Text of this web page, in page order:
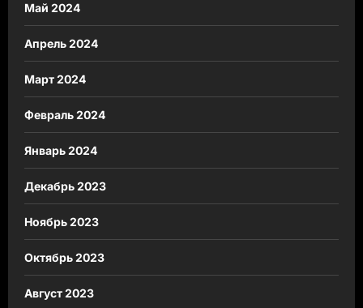
Май 2024
Апрель 2024
Март 2024
Февраль 2024
Январь 2024
Декабрь 2023
Ноябрь 2023
Октябрь 2023
Август 2023